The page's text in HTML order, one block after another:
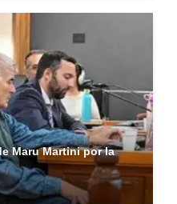
Maru Martini por la